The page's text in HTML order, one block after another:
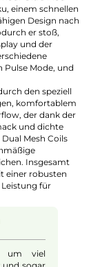
Sie unseren
E-Mail: